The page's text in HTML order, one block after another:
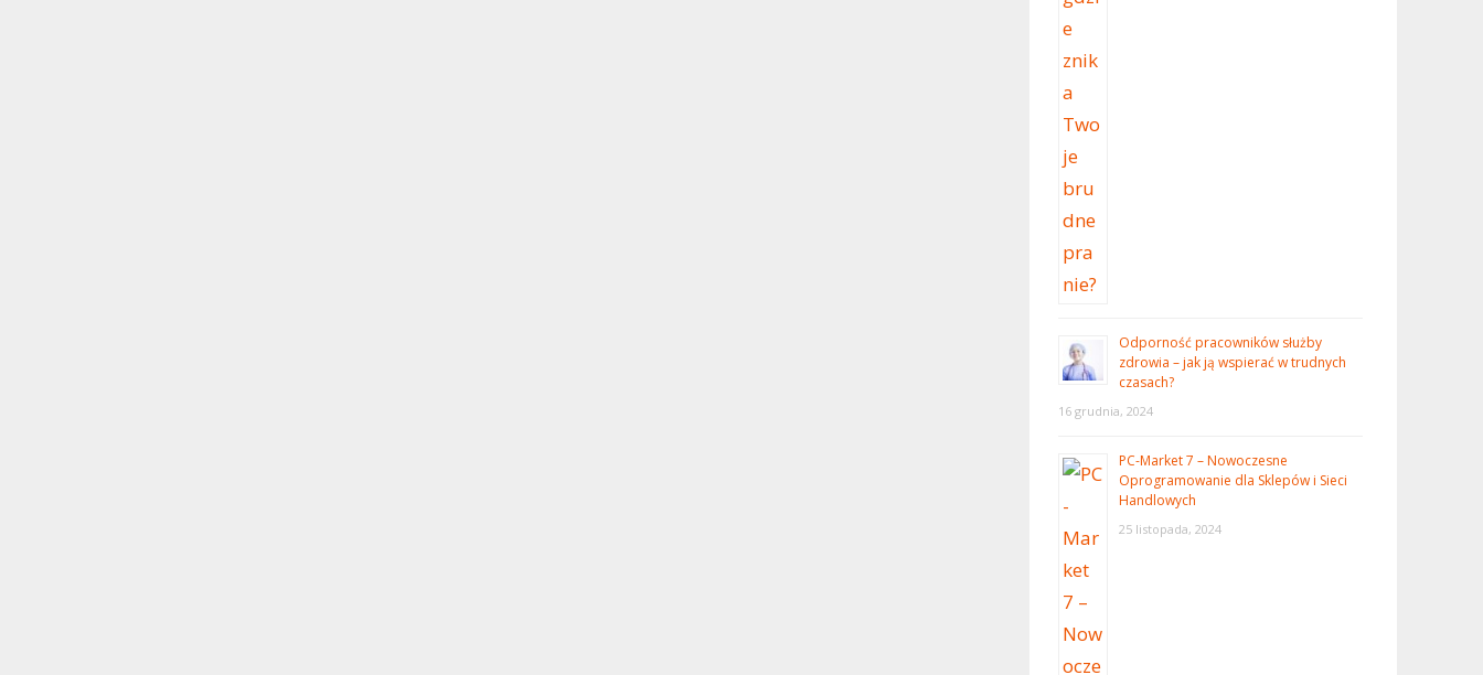
Odporność pracowników służby
zdrowia – jak ją wspierać w trudnych
czasach?
16 grudnia, 2024
PC-Market 7 – Nowoczesne
Oprogramowanie dla Sklepów i Sieci
Handlowych
25 listopada, 2024